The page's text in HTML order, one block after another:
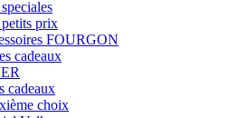
prix
FOURGON
cadeaux
cadeaux
choix